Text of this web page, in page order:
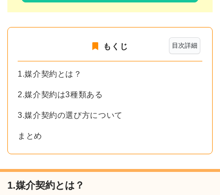
目次詳細
もくじ
1.媒介契約とは？
2.媒介契約は3種類ある
3.媒介契約の選び方について
まとめ
1.媒介契約とは？